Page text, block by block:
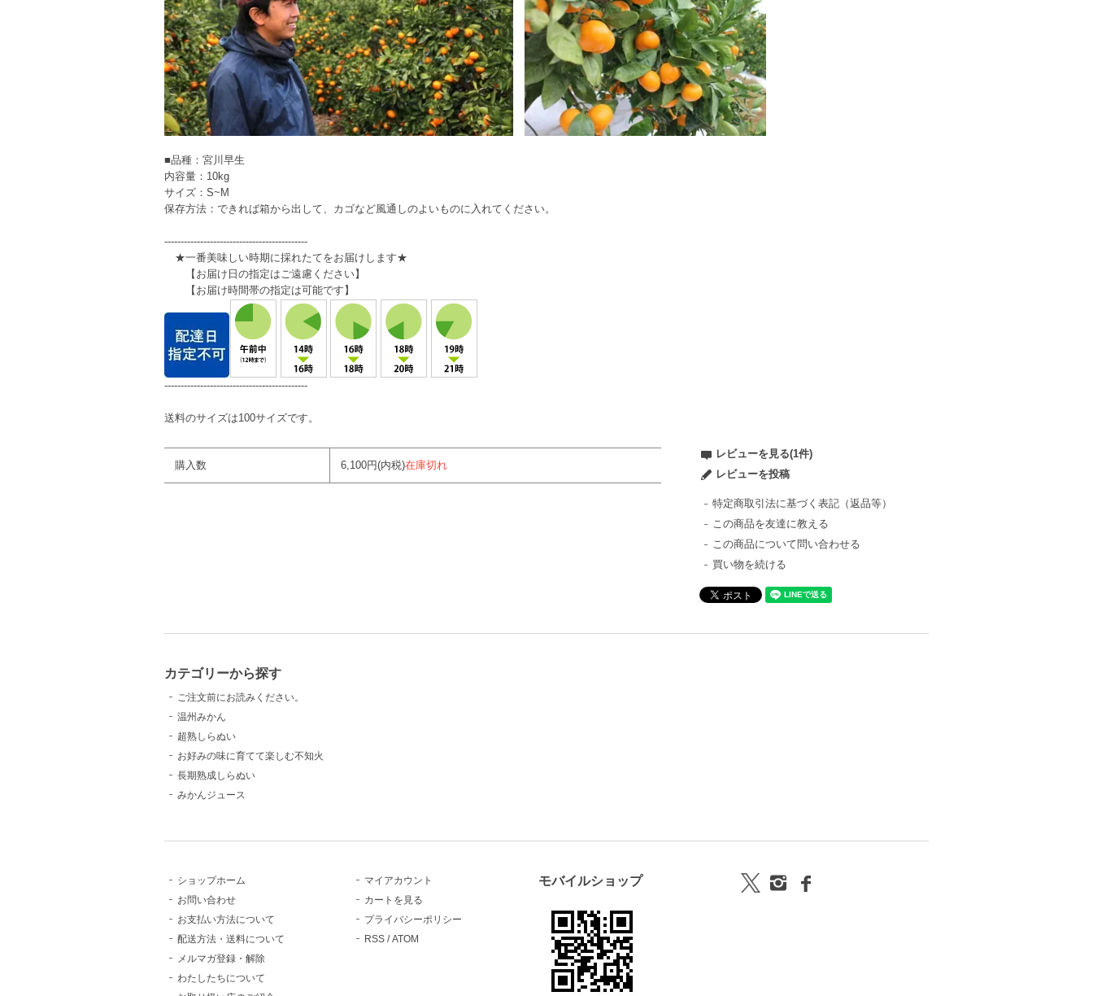
■品種：宮川早生
内容量：10kg
サイズ：S~M
保存方法：できれば箱から出して、カゴなど風通しのよいものに入れてください。
--------------------------------------------
★一番美味しい時期に採れたてをお届けします★
【お届け日の指定はご遠慮ください】
【お届け時間帯の指定は可能です】
--------------------------------------------
送料のサイズは100サイズです。
購入数 6,100円(内税)在庫切れ
レビューを見る(1件)
レビューを投稿
特定商取引法に基づく表記（返品等）
この商品を友達に教える
この商品について問い合わせる
買い物を続ける
カテゴリーから探す
ご注文前にお読みください。
温州みかん
超熟しらぬい
お好みの味に育てて楽しむ不知火
長期熟成しらぬい
みかんジュース
ショップホーム
お問い合わせ
お支払い方法について
配送方法・送料について
メルマガ登録・解除
わたしたちについて
マイアカウント
カートを見る
プライバシーポリシー
RSS /ATOM
モバイルショップ